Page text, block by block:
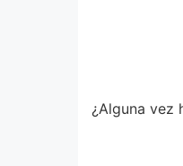
¿Alguna vez